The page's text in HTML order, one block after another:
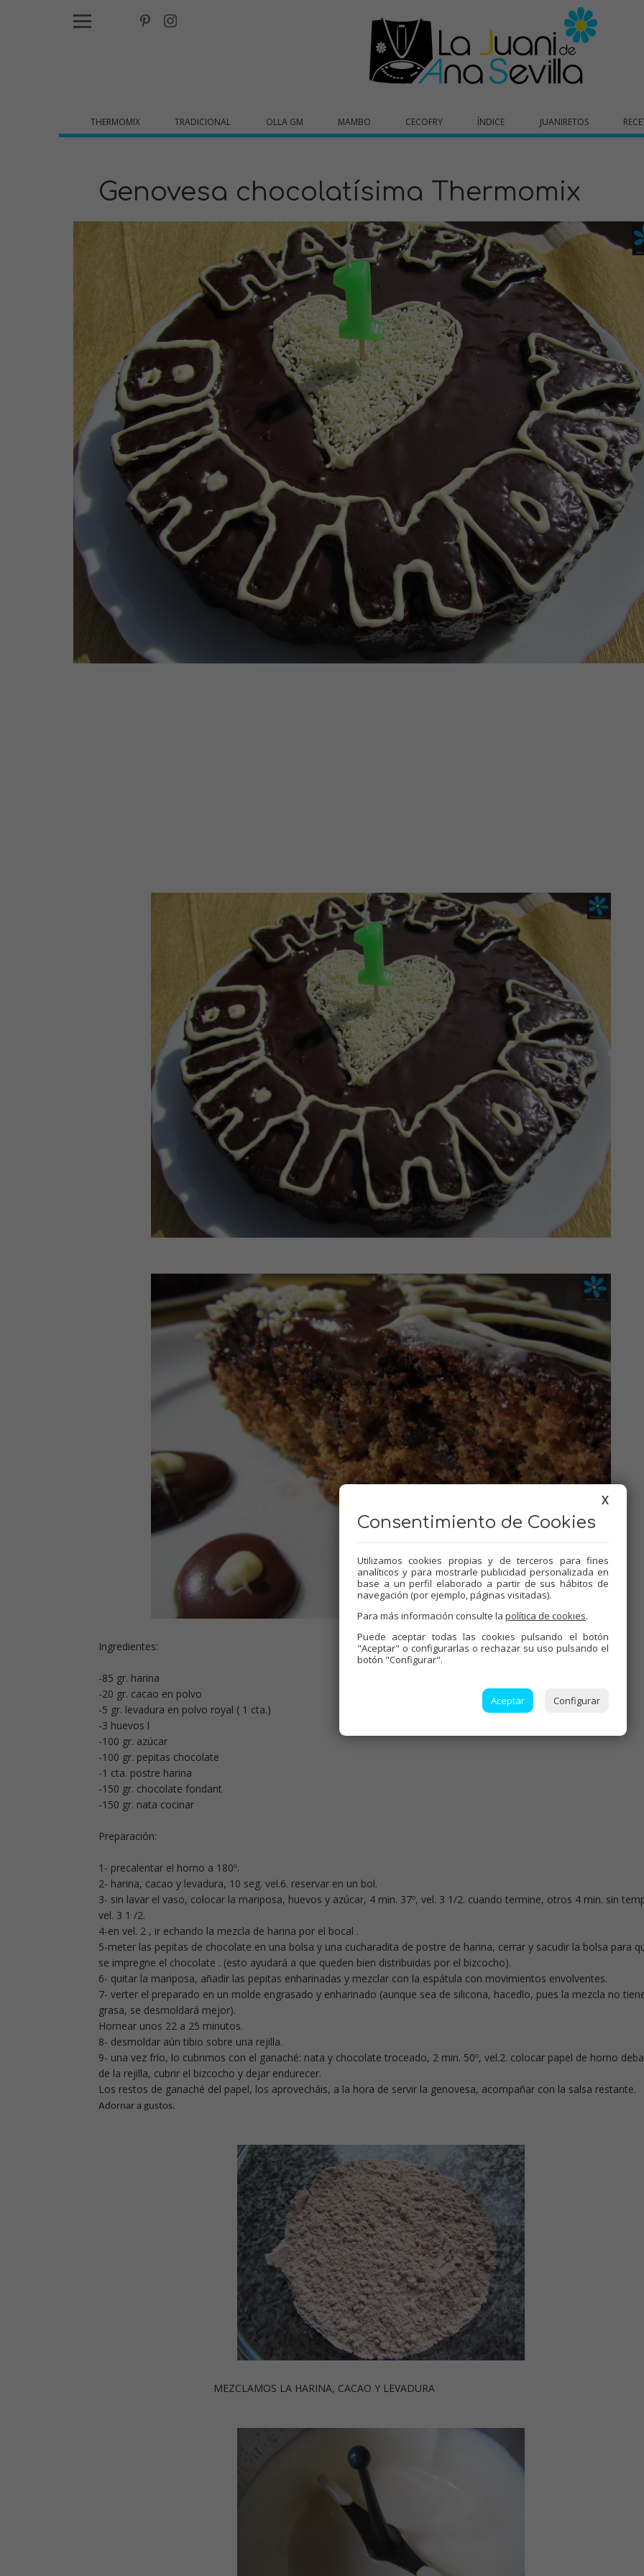
THERMOMIX TRADICIONAL OLLA GM MAMBO CECOFRY ÍNDICE JUANIRETOS
Genovesa chocolatísima Thermomix
Ingredientes:
-85 gr. harina
-20 gr. cacao en polvo
-5 gr. levadura en polvo royal ( 1 cta.)
-3 huevos l
-100 gr. azúcar
-100 gr. pepitas chocolate
-1 cta. postre harina
-150 gr. chocolate fondant
-150 gr. nata cocinar
Preparación:
1- precalentar el horno a 180º.
2- harina, cacao y levadura, 10 seg. vel.6. reservar en un bol.
3- sin lavar el vaso, colocar la mariposa, huevos y azúcar, 4 min. 37º, vel. 3 1/2. cuando termine, otros 4 min. sin
vel. 3 1 /2.
4-en vel. 2 , ir echando la mezcla de harina por el bocal .
5-meter las pepitas de chocolate en una bolsa y una cucharadita de postre de harina, cerrar y sacudir la bolsa para
se impregne el chocolate . (esto ayudará a que queden bien distribuidas por el bizcocho).
6- quitar la mariposa, añadir las pepitas enharinadas y mezclar con la espátula con movimientos envolventes.
7- verter el preparado en un molde engrasado y enharinado (aunque sea de silicona, hacedlo, pues la mezcla no
grasa, se desmoldará mejor).
Hornear unos 22 a 25 minutos.
8- desmoldar aún tibio sobre una rejilla.
9- una vez frío, lo cubrimos con el ganaché: nata y chocolate troceado, 2 min. 50º, vel.2. colocar papel de horno
de la rejilla, cubrir el bizcocho y dejar endurecer.
Los restos de ganaché del papel, los aprovecháis, a la hora de servir la genovesa, acompañar con la salsa restante.
Adornar a gustos.
MEZCLAMOS LA HARINA, CACAO Y LEVADURA
X
Consentimiento de Cookies
Utilizamos cookies propias y de terceros para fines
analíticos y para mostrarle publicidad personalizada en
base a un perfil elaborado a partir de sus hábitos de
navegación (por ejemplo, páginas visitadas).
Para más información consulte la política de cookies.
Puede aceptar todas las cookies pulsando el botón
"Aceptar" o configurarlas o rechazar su uso pulsando el
botón "Configurar".
Aceptar Configurar